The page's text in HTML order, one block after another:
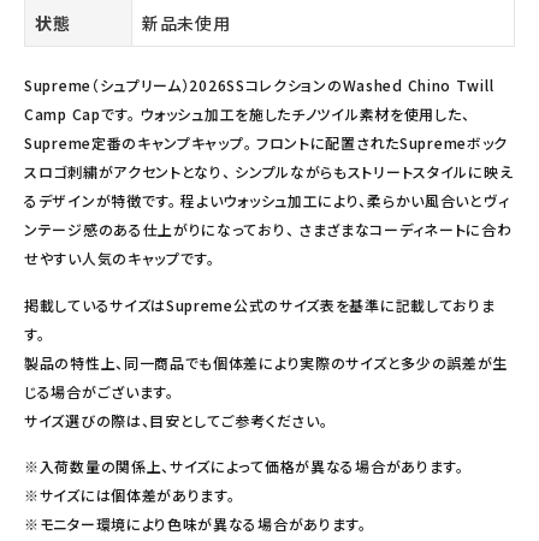
状態
新品未使用
Supreme（シュプリーム）2026SSコレクションのWashed Chino Twill
Camp Capです。 ウォッシュ加工を施したチノツイル素材を使用した、
Supreme定番のキャンプキャップ。 フロントに配置されたSupremeボック
スロゴ刺繍がアクセントとなり、 シンプルながらもストリートスタイルに映え
るデザインが特徴です。 程よいウォッシュ加工により、柔らかい風合いとヴィ
ンテージ感のある仕上がりになっており、 さまざまなコーディネートに合わ
せやすい人気のキャップです。
掲載しているサイズはSupreme公式のサイズ表を基準に記載しておりま
す。
製品の特性上、同一商品でも個体差により実際のサイズと多少の誤差が生
じる場合がございます。
サイズ選びの際は、目安としてご参考ください。
※入荷数量の関係上、サイズによって価格が異なる場合があります。
※サイズには個体差があります。
※モニター環境により色味が異なる場合があります。